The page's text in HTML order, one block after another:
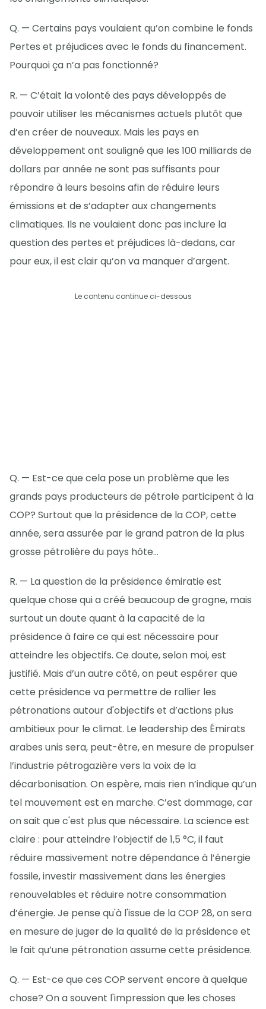
Q. — Certains pays voulaient qu’on combine le fonds
Pertes et préjudices avec le fonds du financement.
Pourquoi ça n’a pas fonctionné?
R. — C’était la volonté des pays développés de
pouvoir utiliser les mécanismes actuels plutôt que
d’en créer de nouveaux. Mais les pays en
développement ont souligné que les 100 milliards de
dollars par année ne sont pas suffisants pour
répondre à leurs besoins afin de réduire leurs
émissions et de s’adapter aux changements
climatiques. Ils ne voulaient donc pas inclure la
question des pertes et préjudices là-dedans, car
pour eux, il est clair qu’on va manquer d’argent.
Le contenu continue ci-dessous
Q. — Est-ce que cela pose un problème que les
grands pays producteurs de pétrole participent à la
COP? Surtout que la présidence de la COP, cette
année, sera assurée par le grand patron de la plus
grosse pétrolière du pays hôte…
R. — La question de la présidence émiratie est
quelque chose qui a créé beaucoup de grogne, mais
surtout un doute quant à la capacité de la
présidence à faire ce qui est nécessaire pour
atteindre les objectifs. Ce doute, selon moi, est
justifié. Mais d’un autre côté, on peut espérer que
cette présidence va permettre de rallier les
pétronations autour d'objectifs et d’actions plus
ambitieux pour le climat. Le leadership des Émirats
arabes unis sera, peut-être, en mesure de propulser
l’industrie pétrogazière vers la voix de la
décarbonisation. On espère, mais rien n’indique qu’un
tel mouvement est en marche. C’est dommage, car
on sait que c'est plus que nécessaire. La science est
claire : pour atteindre l’objectif de 1,5 °C, il faut
réduire massivement notre dépendance à l’énergie
fossile, investir massivement dans les énergies
renouvelables et réduire notre consommation
d’énergie. Je pense qu'à l'issue de la COP 28, on sera
en mesure de juger de la qualité de la présidence et
le fait qu’une pétronation assume cette présidence.
Q. — Est-ce que ces COP servent encore à quelque
chose? On a souvent l'impression que les choses